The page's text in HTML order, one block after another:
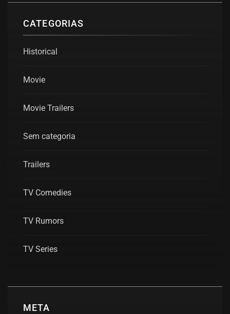
CATEGORIAS
Historical
Movie
Movie Trailers
Sem categoria
Trailers
TV Comedies
TV Rumors
TV Series
META